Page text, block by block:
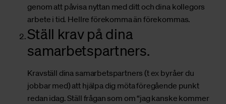
genom att påvisa nyttan med ditt och dina kollegors
arbete i tid. Hellre förekomma än förekommas.
Ställ krav på dina
samarbetspartners.
Kravställ dina samarbetspartners (t ex byråer du
jobbar med) att hjälpa dig möta föregående punkt
redan idag. Ställ frågan som om “jag kanske kommer